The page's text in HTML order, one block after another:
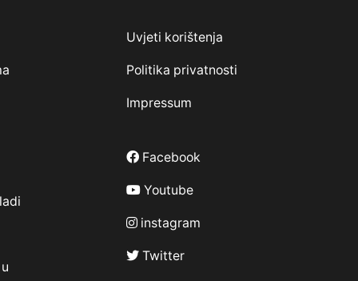
Uvjeti korištenja
Politika privatnosti
Impressum
Facebook
Youtube
instagram
Twitter